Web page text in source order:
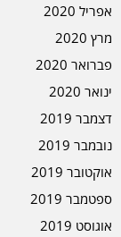
אפריל 2020
מרץ 2020
פברואר 2020
ינואר 2020
דצמבר 2019
נובמבר 2019
אוקטובר 2019
ספטמבר 2019
אוגוסט 2019